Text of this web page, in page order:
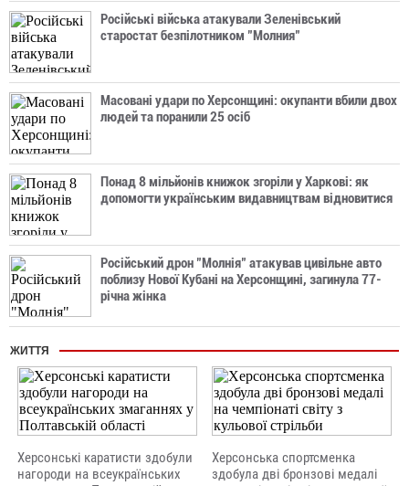
Російські війська атакували Зеленівський
старостат безпілотником "Молния"
Масовані удари по Херсонщині: окупанти вбили двох
людей та поранили 25 осіб
Понад 8 мільйонів книжок згоріли у Харкові: як
допомогти українським видавництвам відновитися
Російський дрон "Молнія" атакував цивільне авто
поблизу Нової Кубані на Херсонщині, загинула 77-
річна жінка
ЖИТТЯ
Херсонські каратисти здобули
нагороди на всеукраїнських
Херсонська спортсменка
здобула дві бронзові медалі